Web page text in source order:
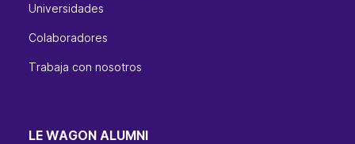
Universidades
Colaboradores
Trabaja con nosotros
LE WAGON ALUMNI